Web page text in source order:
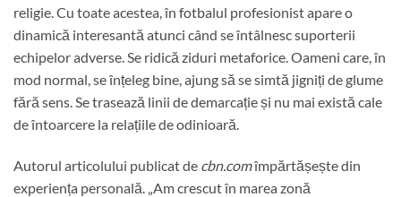
religie. Cu toate acestea, în fotbalul profesionist apare o
dinamică interesantă atunci când se întâlnesc suporterii
echipelor adverse. Se ridică ziduri metaforice. Oameni care, în
mod normal, se înțeleg bine, ajung să se simtă jigniți de glume
fără sens. Se trasează linii de demarcație și nu mai există cale
de întoarcere la relațiile de odinioară.
Autorul articolului publicat de cbn.comîmpărtășește din
experiența personală. „Am crescut în marea zonă